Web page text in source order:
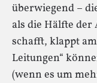
überwiegend –
als die Hälfte
schafft, klappt
Leitungen“
(wenn es um